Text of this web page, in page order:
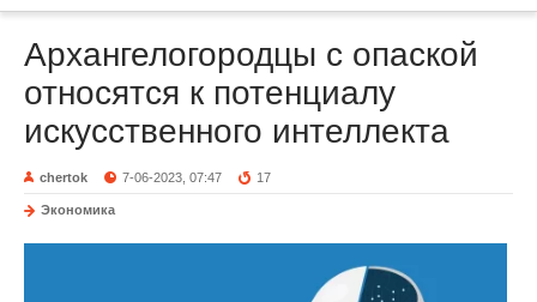
Архангелогородцы с опаской
относятся к потенциалу
искусственного интеллекта
chertok 7-06-2023, 07:47 17
Экономика